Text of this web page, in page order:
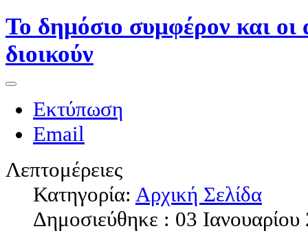
Το δημόσιο συμφέρον και οι
διοικούν
Εκτύπωση
Email
Λεπτομέρειες
Κατηγορία: Αρχική Σελίδα
Δημοσιεύθηκε : 03 Ιανουαρίου